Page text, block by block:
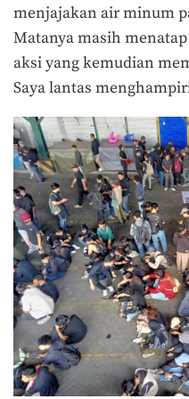
menjajakan air minum
Matanya masih
aksi yang kemudian
Saya lantas